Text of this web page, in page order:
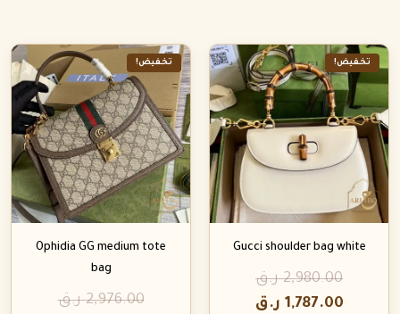
تخفيض!
Gucci shoulder bag white
2,980.00 ر.ق
1,787.00 ر.ق
تخفيض!
Ophidia GG medium tote
bag
2,976.00 ر.ق